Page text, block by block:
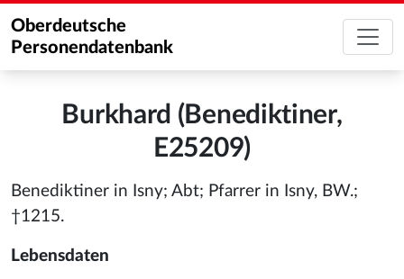
Oberdeutsche
Personendatenbank
Burkhard (Benediktiner,
E25209)
Benediktiner in Isny; Abt; Pfarrer in Isny, BW.;
†1215.
Lebensdaten